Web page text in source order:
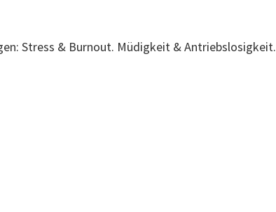
Stress & Burnout. Müdigkeit & Antriebslosigkeit.